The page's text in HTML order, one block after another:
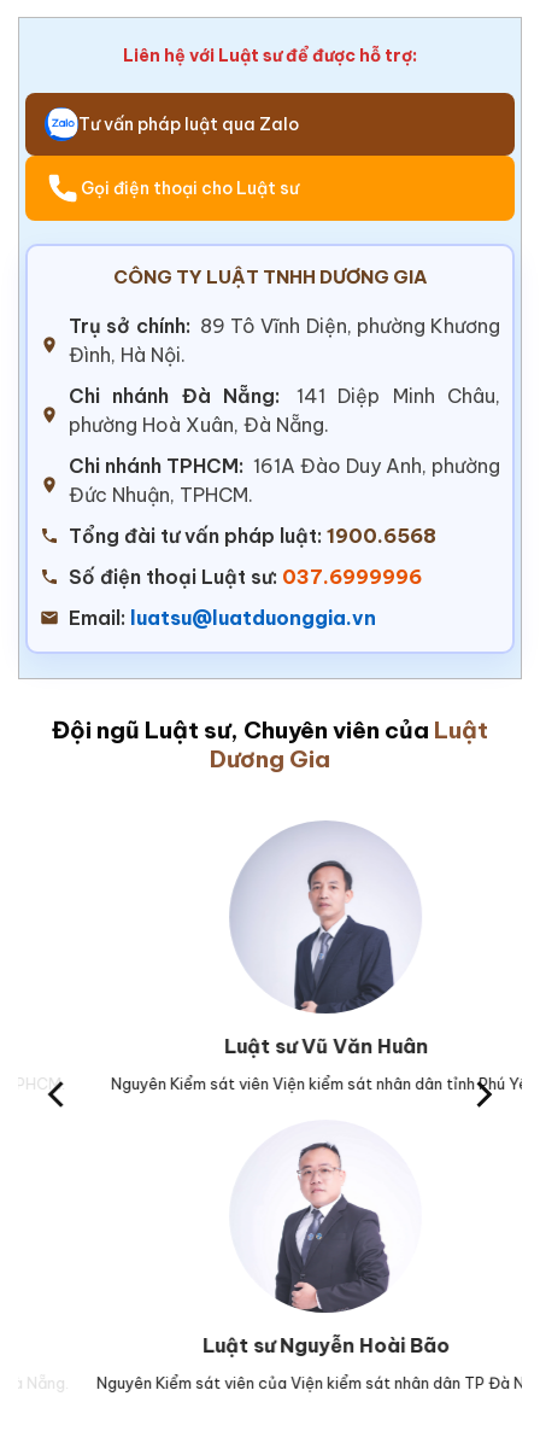
Liên hệ với Luật sư để được hỗ trợ:
Tư vấn pháp luật qua Zalo
Gọi điện thoại cho Luật sư
CÔNG TY LUẬT TNHH DƯƠNG GIA
Trụ sở chính: 89 Tô Vĩnh Diện, phường Khương
Đình, Hà Nội.
Chi nhánh Đà Nẵng:
141 Diệp Minh Châu,
phường Hoà Xuân, Đà Nẵng.
Chi nhánh TPHCM: 161A Đào Duy Anh, phường
Đức Nhuận, TPHCM.
Tổng đài tư vấn pháp luật: 1900.6568
Số điện thoại Luật sư: 037.6999996
Email: luatsu@luatduonggia.vn
Đội ngũ Luật sư, Chuyên viên của Luật
Dương Gia
Luật sư Vũ Văn Huân
Nguyên Kiểm sát viên Viện kiểm sát nhân dân tỉnh Phú Yên.
Luật sư Nguyễn Hoài Bão
Nguyên Kiểm sát viên của Viện kiểm sát nhân dân TP Đà Nẵng.